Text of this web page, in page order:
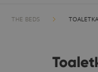
THE BEDS